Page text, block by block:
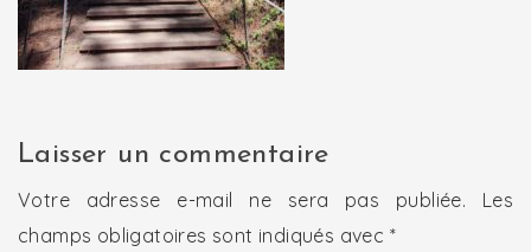
Laisser un commentaire
Votre adresse e-mail ne sera pas publiée.
Les
champs obligatoires sont indiqués avec *